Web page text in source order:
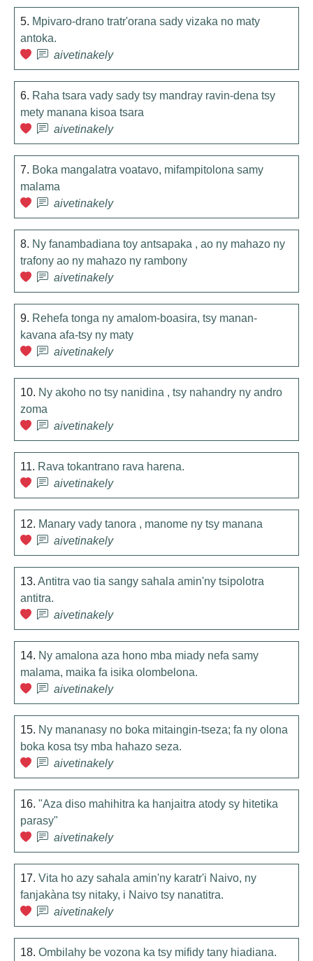
5. Mpivaro-drano tratr'orana sady vizaka no maty
antoka.
aivetinakely
6. Raha tsara vady sady tsy mandray ravin-dena tsy
mety manana kisoa tsara
aivetinakely
7. Boka mangalatra voatavo, mifampitolona samy
malama
aivetinakely
8. Ny fanambadiana toy antsapaka , ao ny mahazo ny
trafony ao ny mahazo ny rambony
aivetinakely
9. Rehefa tonga ny amalom-boasira, tsy manan-
kavana afa-tsy ny maty
aivetinakely
10. Ny akoho no tsy nanidina , tsy nahandry ny andro
zoma
aivetinakely
11. Rava tokantrano rava harena.
aivetinakely
12. Manary vady tanora , manome ny tsy manana
aivetinakely
13. Antitra vao tia sangy sahala amin'ny tsipolotra
antitra.
aivetinakely
14. Ny amalona aza hono mba miady nefa samy
malama, maika fa isika olombelona.
aivetinakely
15. Ny mananasy no boka mitaingin-tseza; fa ny olona
boka kosa tsy mba hahazo seza.
aivetinakely
16. "Aza diso mahihitra ka hanjaitra atody sy hitetika
parasy"
aivetinakely
17. Vita ho azy sahala amin'ny karatr'i Naivo, ny
fanjakàna tsy nitaky, i Naivo tsy nanatitra.
aivetinakely
18. Ombilahy be vozona ka tsy mifidy tany hiadiana.